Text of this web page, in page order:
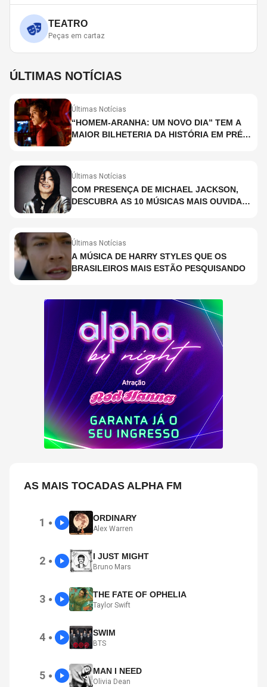
TEATRO
Peças em cartaz
ÚLTIMAS NOTÍCIAS
Últimas Notícias
“HOMEM-ARANHA: UM NOVO DIA” TEM A
MAIOR BILHETERIA DA HISTÓRIA EM PRÉ-
Últimas Notícias
COM PRESENÇA DE MICHAEL JACKSON,
DESCUBRA AS 10 MÚSICAS MAIS OUVIDAS
Últimas Notícias
A MÚSICA DE HARRY STYLES QUE OS
BRASILEIROS MAIS ESTÃO PESQUISANDO
AS MAIS TOCADAS ALPHA FM
1 ● ORDINARY
Alex Warren
2 ● I JUST MIGHT
Bruno Mars
3 ● THE FATE OF OPHELIA
Taylor Swift
4 ● SWIM
BTS
5 ● MAN I NEED
Olivia Dean